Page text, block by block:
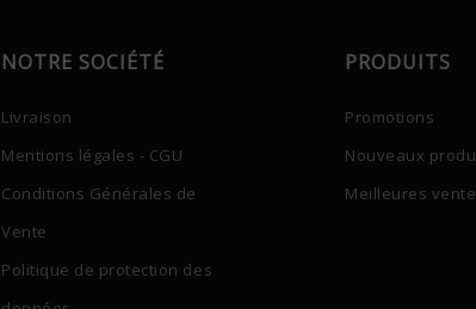
PRODUITS
Promotions
Nouveaux
Meilleures
NOTRE SOCIÉTÉ
Livraison
Mentions légales - CGU
Conditions Générales de
Vente
Politique de protection des